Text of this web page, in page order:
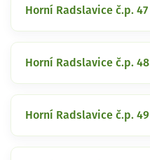
Horní Radslavice č.p. 47
Horní Radslavice č.p. 48
Horní Radslavice č.p. 49